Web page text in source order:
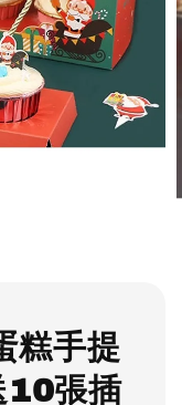
糕手提
10張插